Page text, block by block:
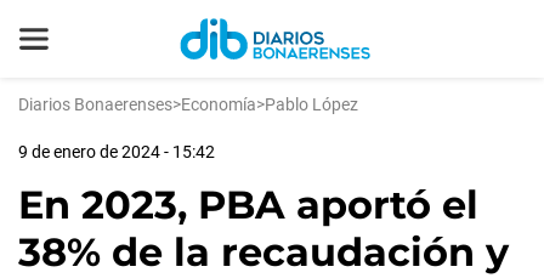
Diarios Bonaerenses>Economía>Pablo López
9 de enero de 2024 - 15:42
En 2023, PBA aportó el
38% de la recaudación y